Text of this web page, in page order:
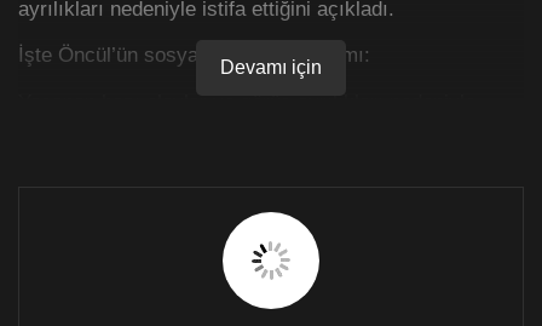
ayrılıkları nedeniyle istifa ettiğini açıkladı.
İşte Öncül’ün sosyal medya paylaşımı:
diliyorum. Mücadele etmemi isteyen arkadaşlarımı
hayal kırıklığına uğrattığım için de özür dilerim.
Devamı için